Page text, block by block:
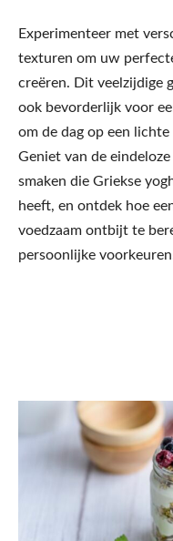
Experimenteer met
texturen om uw
creëren. Dit veelzijdige
ook bevorderlijk voor
om de dag op een
Geniet van de
smaken die Griekse
heeft, en ontdek hoe
voedzaam ontbijt te
persoonlijke